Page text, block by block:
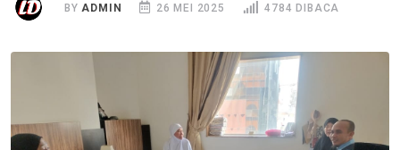
BY ADMIN 26 MEI 2025 4784 DIBACA